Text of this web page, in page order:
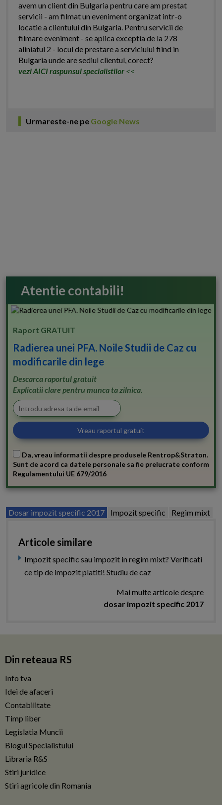
avem un client din Bulgaria pentru care am prestat
servicii - am filmat un eveniment organizat intr-o
locatie a clientului din Bulgaria. Pentru servicii de
filmare eveniment - se aplica exceptia de la 278
aliniatul 2 - locul de prestare a serviciului fiind in
Bulgaria unde are sediul clientul, corect?
vezi AICI raspunsul specialistilor <<
Urmareste-ne pe Google News
Atentie contabili!
Raport GRATUIT
Radierea unei PFA. Noile Studii de Caz cu
modificarile din lege
Descarca raportul gratuit
Explicatii clare pentru munca ta zilnica.
Da, vreau informatii despre produsele Rentrop&Straton.
Sunt de acord ca datele personale sa fie prelucrate conform
Regulamentului UE 679/2016
Dosar impozit specific 2017 Impozit specific Regim mixt
Articole similare
Impozit specific sau impozit in regim mixt? Verificati
ce tip de impozit platiti! Studiu de caz
Mai multe articole despre
dosar impozit specific 2017
Din reteaua RS
Info tva
Idei de afaceri
Contabilitate
Timp liber
Legislatia Muncii
Blogul Specialistului
Libraria R&S
Stiri juridice
Stiri agricole din Romania